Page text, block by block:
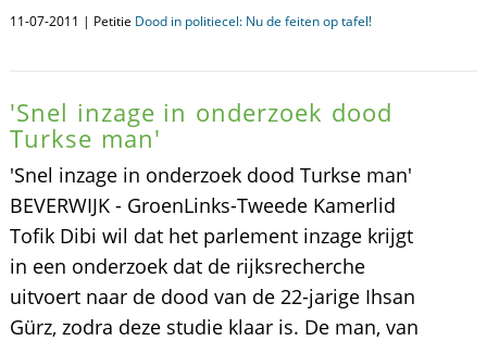
11-07-2011 | Petitie Dood in politiecel: Nu de feiten op tafel!
'Snel inzage in onderzoek dood
Turkse man'
'Snel inzage in onderzoek dood Turkse man'
BEVERWIJK - GroenLinks-Tweede Kamerlid
Tofik Dibi wil dat het parlement inzage krijgt
in een onderzoek dat de rijksrecherche
uitvoert naar de dood van de 22-jarige Ihsan
Gürz, zodra deze studie klaar is. De man, van